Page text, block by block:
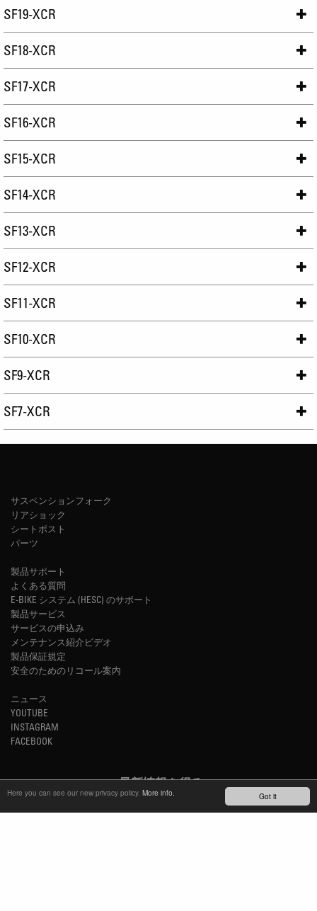
Got it
Here you can see our new privacy policy. More info.
SF19-XCR
SF18-XCR
SF17-XCR
SF16-XCR
SF15-XCR
SF14-XCR
SF13-XCR
SF12-XCR
SF11-XCR
SF10-XCR
SF9-XCR
SF7-XCR
サスペンションフォーク
リアショック
シートポスト
パーツ
製品サポート
よくある質問
E-BIKE システム (HESC) のサポート
製品サービス
サービスの申込み
メンテナンス紹介ビデオ
製品保証規定
安全のためのリコール案内
ニュース
YOUTUBE
INSTAGRAM
FACEBOOK
最新情報を得る